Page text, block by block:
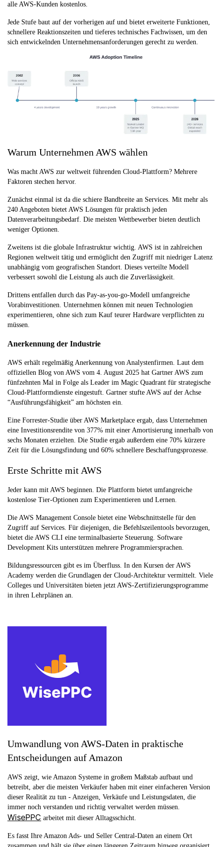
alle AWS-Kunden kostenlos.
Jede Stufe baut auf der vorherigen auf und bietet erweiterte Funktionen,
schnellere Reaktionszeiten und tieferes technisches Fachwissen, um den
sich entwickelnden Unternehmensanforderungen gerecht zu werden.
Warum Unternehmen AWS wählen
Was macht AWS zur weltweit führenden Cloud-Plattform? Mehrere
Faktoren stechen hervor.
Zunächst einmal ist da die schiere Bandbreite an Services. Mit mehr als
240 Angeboten bietet AWS Lösungen für praktisch jeden
Datenverarbeitungsbedarf. Die meisten Wettbewerber bieten deutlich
weniger Optionen.
Zweitens ist die globale Infrastruktur wichtig. AWS ist in zahlreichen
Regionen weltweit tätig und ermöglicht den Zugriff mit niedriger Latenz
unabhängig vom geografischen Standort. Dieses verteilte Modell
verbessert sowohl die Leistung als auch die Zuverlässigkeit.
Drittens entfallen durch das Pay-as-you-go-Modell umfangreiche
Vorabinvestitionen. Unternehmen können mit neuen Technologien
experimentieren, ohne sich zum Kauf teurer Hardware verpflichten zu
müssen.
Anerkennung der Industrie
AWS erhält regelmäßig Anerkennung von Analystenfirmen. Laut dem
offiziellen Blog von AWS vom 4. August 2025 hat Gartner AWS zum
fünfzehnten Mal in Folge als Leader im Magic Quadrant für strategische
Cloud-Plattformdienste eingestuft. Gartner stufte AWS auf der Achse
“Ausführungsfähigkeit” am höchsten ein.
Eine Forrester-Studie über AWS Marketplace ergab, dass Unternehmen
eine Investitionsrendite von 377% mit einer Amortisierung innerhalb von
sechs Monaten erzielten. Die Studie ergab außerdem eine 70% kürzere
Zeit für die Lösungsfindung und 60% schnellere Beschaffungsprozesse.
Erste Schritte mit AWS
Jeder kann mit AWS beginnen. Die Plattform bietet umfangreiche
kostenlose Tier-Optionen zum Experimentieren und Lernen.
Die AWS Management Console bietet eine Webschnittstelle für den
Zugriff auf Services. Für diejenigen, die Befehlszeilentools bevorzugen,
bietet die AWS CLI eine terminalbasierte Steuerung. Software
Development Kits unterstützen mehrere Programmiersprachen.
Bildungsressourcen gibt es im Überfluss. In den Kursen der AWS
Academy werden die Grundlagen der Cloud-Architektur vermittelt. Viele
Colleges und Universitäten bieten jetzt AWS-Zertifizierungsprogramme
in ihren Lehrplänen an.
Umwandlung von AWS-Daten in praktische
Entscheidungen auf Amazon
AWS zeigt, wie Amazon Systeme in großem Maßstab aufbaut und
betreibt, aber die meisten Verkäufer haben mit einer einfacheren Version
dieser Realität zu tun - Anzeigen, Verkäufe und Leistungsdaten, die
immer noch verstanden und richtig verwaltet werden müssen.
WisePPC arbeitet mit dieser Alltagsschicht.
Es fasst Ihre Amazon Ads- und Seller Central-Daten an einem Ort